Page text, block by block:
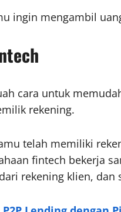
ingin mengambil
cara untuk
rekening.
telah memiliki
fintech bekerja
rekening klien,